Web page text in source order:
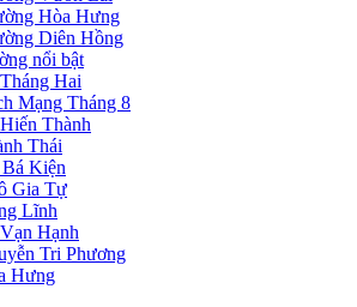
Hòa Hưng
Diên Hồng
nổi bật
Hai
Mạng Tháng 8
Thành
Thái
Kiện
Gia Tự
Lĩnh
Hạnh
Tri Phương
Hưng